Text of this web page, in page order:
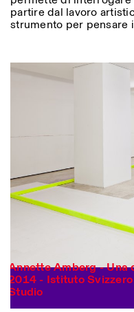
partire dal lavoro
strumento per pensare
Annette Amberg -
2014 - Istituto
Studio
Photo series
architecture,
environments.